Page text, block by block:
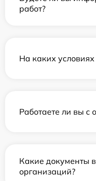
работ?
На каких условиях
Работаете ли вы с
Какие документы
организаций?